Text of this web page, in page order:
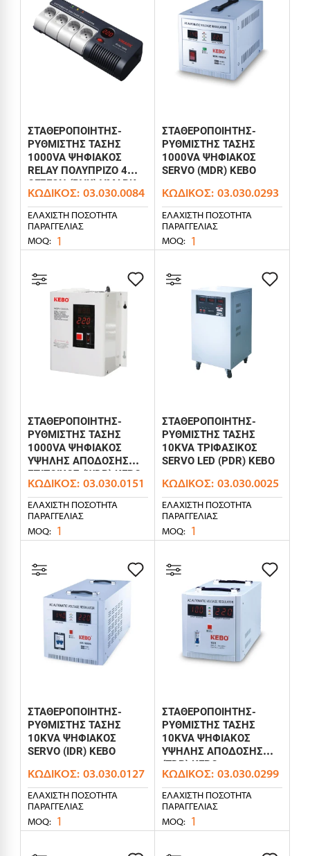
ΣΤΑΘΕΡΟΠΟΙΗΤΗΣ-
ΡΥΘΜΙΣΤΗΣ ΤΑΣΗΣ
1000VA ΨΗΦΙΑΚΟΣ
RELAY ΠΟΛΥΠΡΙΖΟ 4
ΘΕΣΕΩΝ (RVK) VMARK
ΚΩΔΙΚΌΣ: 03.030.0084
ΕΛΆΧΙΣΤΗ ΠΟΣΌΤΗΤΑ
ΠΑΡΑΓΓΕΛΊΑΣ
MOQ: 1
ΣΤΑΘΕΡΟΠΟΙΗΤΗΣ-
ΡΥΘΜΙΣΤΗΣ ΤΑΣΗΣ
1000VA ΨΗΦΙΑΚΟΣ
SERVO (MDR) KEBO
ΚΩΔΙΚΌΣ: 03.030.0293
ΕΛΆΧΙΣΤΗ ΠΟΣΌΤΗΤΑ
ΠΑΡΑΓΓΕΛΊΑΣ
MOQ: 1
ΣΤΑΘΕΡΟΠΟΙΗΤΗΣ-
ΡΥΘΜΙΣΤΗΣ ΤΑΣΗΣ
1000VA ΨΗΦΙΑΚΟΣ
ΥΨΗΛΗΣ ΑΠΟΔΟΣΗΣ
ΕΠΙΤΟΙΧΟΣ (WDR) KEBO
ΚΩΔΙΚΌΣ: 03.030.0151
ΕΛΆΧΙΣΤΗ ΠΟΣΌΤΗΤΑ
ΠΑΡΑΓΓΕΛΊΑΣ
MOQ: 1
ΣΤΑΘΕΡΟΠΟΙΗΤΗΣ-
ΡΥΘΜΙΣΤΗΣ ΤΑΣΗΣ
10KVA ΤΡΙΦΑΣΙΚΟΣ
SERVO LED (PDR) KEBO
ΚΩΔΙΚΌΣ: 03.030.0025
ΕΛΆΧΙΣΤΗ ΠΟΣΌΤΗΤΑ
ΠΑΡΑΓΓΕΛΊΑΣ
MOQ: 1
ΣΤΑΘΕΡΟΠΟΙΗΤΗΣ-
ΡΥΘΜΙΣΤΗΣ ΤΑΣΗΣ
10KVA ΨΗΦΙΑΚΟΣ
SERVO (IDR) KEBO
ΚΩΔΙΚΌΣ: 03.030.0127
ΕΛΆΧΙΣΤΗ ΠΟΣΌΤΗΤΑ
ΠΑΡΑΓΓΕΛΊΑΣ
MOQ: 1
ΣΤΑΘΕΡΟΠΟΙΗΤΗΣ-
ΡΥΘΜΙΣΤΗΣ ΤΑΣΗΣ
10KVA ΨΗΦΙΑΚΟΣ
ΥΨΗΛΗΣ ΑΠΟΔΟΣΗΣ
(TDR) KEBO
ΚΩΔΙΚΌΣ: 03.030.0299
ΕΛΆΧΙΣΤΗ ΠΟΣΌΤΗΤΑ
ΠΑΡΑΓΓΕΛΊΑΣ
MOQ: 1